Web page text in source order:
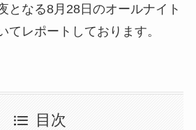
となる8月28日のオールナイト
てレポートしております。
目次